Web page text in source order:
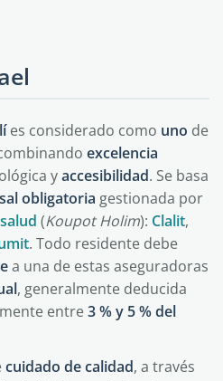
es considerado como uno de
excelencia
yaccesibilidad. Se basa
obligatoria gestionada por
(Koupot Holim): Clalit,
. Todo residente debe
a una de estas aseguradoras
, generalmente deducida
entre3 % y 5 % del
cuidado decalidad, a través